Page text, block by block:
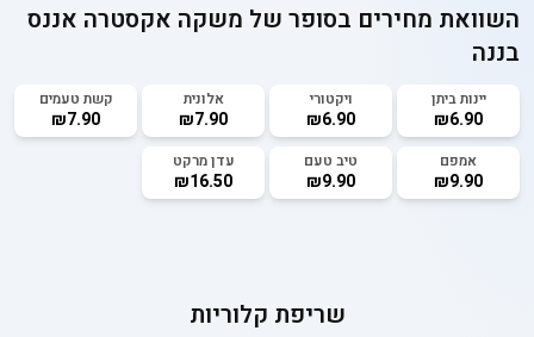
השוואת מחירים בסופר של משקה אקסטרה אננס
בננה
יינות ביתן
₪6.90
ויקטורי
₪6.90
אלונית
₪7.90
קשת טעמים
₪7.90
אמפם
₪9.90
טיב טעם
₪9.90
עדן מרקט
₪16.50
שריפת קלוריות